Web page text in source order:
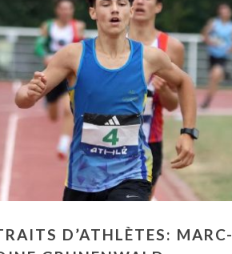
D’ATHLÈTES: MARC-